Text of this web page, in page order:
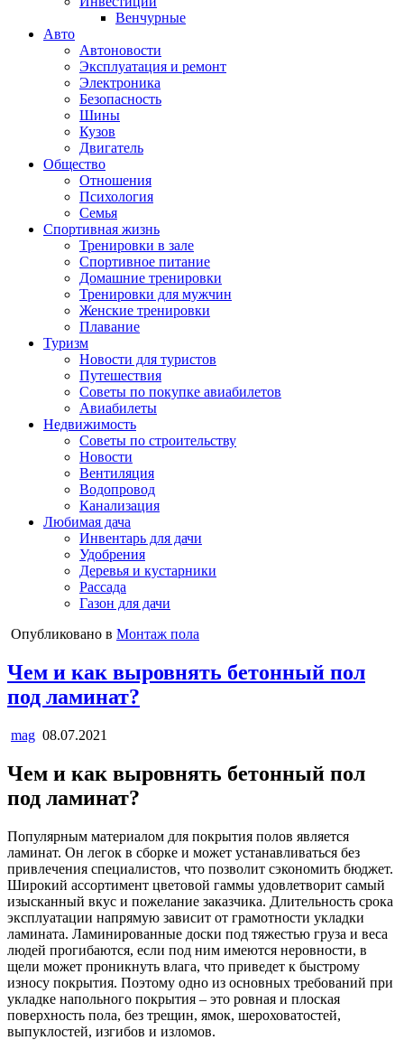
Венчурные
Авто
Автоновости
Эксплуатация и ремонт
Электроника
Безопасность
Шины
Кузов
Двигатель
Общество
Отношения
Психология
Семья
Спортивная жизнь
Тренировки в зале
Спортивное питание
Домашние тренировки
Тренировки для мужчин
Женские тренировки
Плавание
Туризм
Новости для туристов
Путешествия
Советы по покупке авиабилетов
Авиабилеты
Недвижимость
Советы по строительству
Новости
Вентиляция
Водопровод
Канализация
Любимая дача
Инвентарь для дачи
Удобрения
Деревья и кустарники
Рассада
Газон для дачи
Опубликовано в Монтаж пола
Чем и как выровнять бетонный пол
под ламинат?
mag 08.07.2021
Чем и как выровнять бетонный пол
под ламинат?
Популярным материалом для покрытия полов является
ламинат. Он легок в сборке и может устанавливаться без
привлечения специалистов, что позволит сэкономить бюджет.
Широкий ассортимент цветовой гаммы удовлетворит самый
изысканный вкус и пожелание заказчика. Длительность срока
эксплуатации напрямую зависит от грамотности укладки
ламината. Ламинированные доски под тяжестью груза и веса
людей прогибаются, если под ним имеются неровности, в
щели может проникнуть влага, что приведет к быстрому
износу покрытия. Поэтому одно из основных требований при
укладке напольного покрытия – это ровная и плоская
поверхность пола, без трещин, ямок, шероховатостей,
выпуклостей, изгибов и изломов.